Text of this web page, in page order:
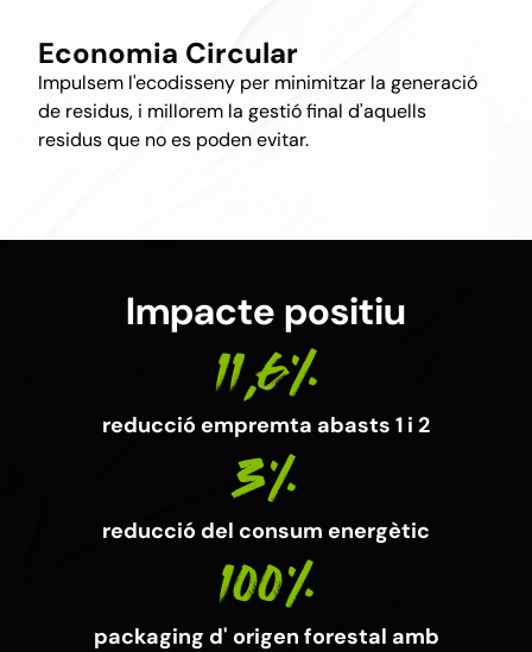
Economia Circular
Impulsem l'ecodisseny per minimitzar la generació
de residus, i millorem la gestió final d'aquells
residus que no es poden evitar.
Impacte positiu
11,6%
reducció empremta abasts 1 i 2
3%
reducció del consum energètic
100%
packaging d' origen forestal amb